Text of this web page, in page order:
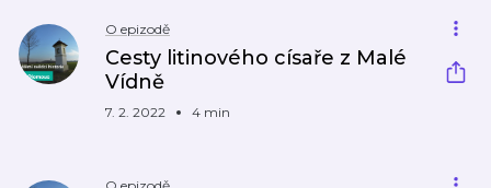
O epizodě
Cesty litinového císaře z Malé
Vídně
7. 2. 2022 4 min